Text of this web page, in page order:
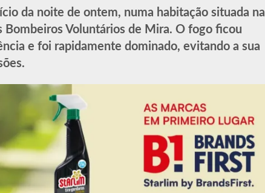
da noite de ontem, numa habitação situada na
Bombeiros Voluntários de Mira. O fogo ficou
e foi rapidamente dominado, evitando a sua